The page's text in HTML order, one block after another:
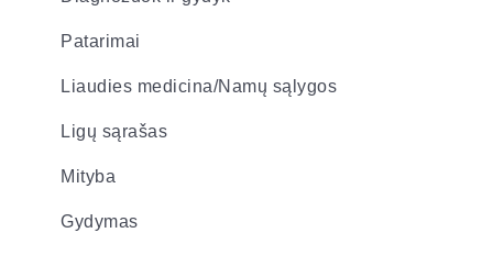
Patarimai
Liaudies medicina/Namų sąlygos
Ligų sąrašas
Mityba
Gydymas